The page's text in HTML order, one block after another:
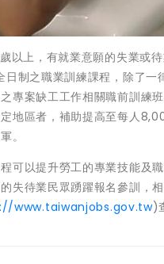
以上，有就業意願的失業或
制之職業訓練課程，除了
專案缺工工作相關職前訓練
地區者，補助提高至每人
。
可以提升勞工的專業技能及
失待業民眾踴躍報名參訓，
www.taiwanjobs.gov.tw)